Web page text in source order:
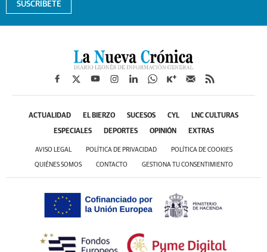
SUSCRÍBETE
ACTUALIDAD EL BIERZO SUCESOS CYL LNC CULTURAS
ESPECIALES DEPORTES OPINIÓN EXTRAS
AVISO LEGAL POLÍTICA DE PRIVACIDAD POLÍTICA DE COOKIES
QUIÉNES SOMOS CONTACTO GESTIONA TU CONSENTIMIENTO